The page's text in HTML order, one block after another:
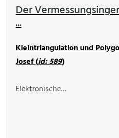
Der
...
Kleintriangulation und
Josef (id: 589)
Elektronische…